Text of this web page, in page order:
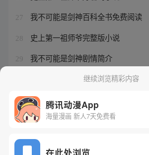
27 我不可能是剑神百科全书免费阅读
28 史上第一祖师爷完整版小说
29 我不可能是剑神剧情简介
史上第一祖师爷动漫配音继续浏览精彩内容
腾讯动漫App
海量漫画 新人7天免费看
在此处浏览
网站备案/许可证号：粤B2-